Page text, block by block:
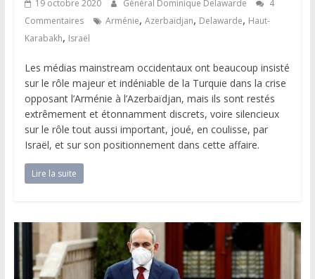
19 octobre 2020 Général Dominique Delawarde
4
Commentaires
Arménie, Azerbaïdjan, Delawarde, Haut-
Karabakh, Israël
Les médias mainstream occidentaux ont beaucoup insisté
sur le rôle majeur et indéniable de la Turquie dans la crise
opposant l’Arménie à l’Azerbaïdjan, mais ils sont restés
extrêmement et étonnamment discrets, voire silencieux
sur le rôle tout aussi important, joué, en coulisse, par
Israël, et sur son positionnement dans cette affaire.
Lire la suite